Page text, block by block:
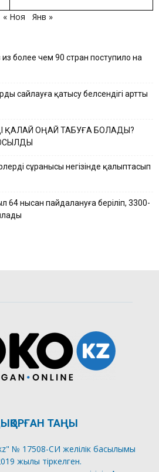
« Ноя
Янв »
более чем 90 стран поступило на
сайлауға қатысу белсендігі артты
ҚАЛАЙ ОҢАЙ ТАБУҒА БОЛАДЫ?
сұранысы негізінде қалыптасып
64 нысан пайдалануға беріліп, 3300-
ТАҢЫ
№ 17508-СИ желілік басылымы
жылы тіркелген.